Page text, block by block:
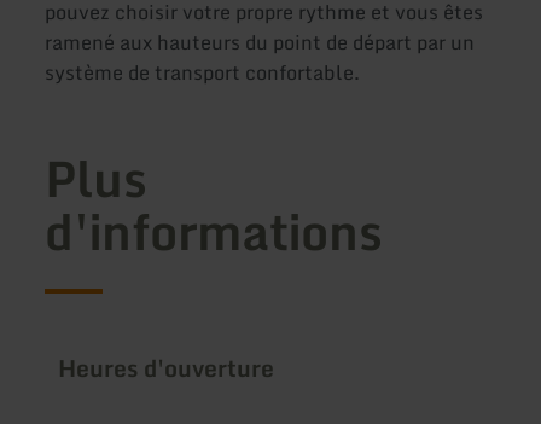
pouvez choisir votre propre rythme et vous êtes
ramené aux hauteurs du point de départ par un
système de transport confortable.
Plus
d'informations
Heures d'ouverture